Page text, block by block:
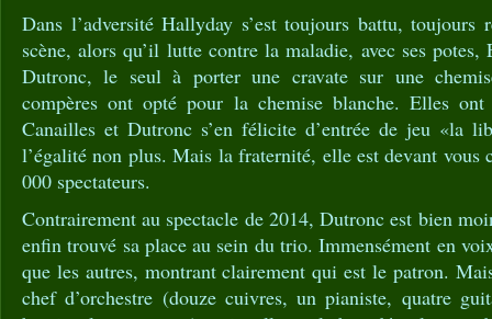
Dans l’adversité Hallyday s’est toujours battu,
scène, alors qu’il lutte contre la maladie, avec ses
Dutronc, le seul à porter une cravate sur une
compères ont opté pour la chemise blanche. Elles
Canailles et Dutronc s’en félicite d’entrée de jeu «la
l’égalité non plus. Mais la fraternité, elle est devant
000 spectateurs.
Contrairement au spectacle de 2014, Dutronc est bien
enfin trouvé sa place au sein du trio. Immensément en
que les autres, montrant clairement qui est le patron.
chef d’orchestre (douze cuivres, un pianiste, quatre